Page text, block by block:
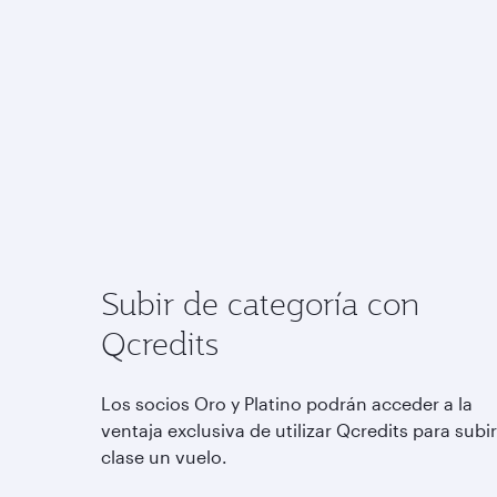
Subir de categoría con
Qcredits
Los socios Oro y Platino podrán acceder a la
ventaja exclusiva de utilizar Qcredits para
clase un vuelo.